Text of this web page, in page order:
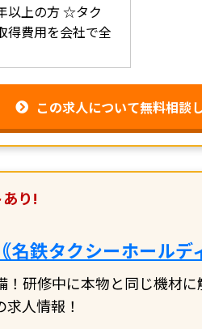
以上の方☆タク
得費用を会社で全
この求人について無料相談
り!
鉄タクシーホールデ
研修中に本物と同じ機材
人情報！